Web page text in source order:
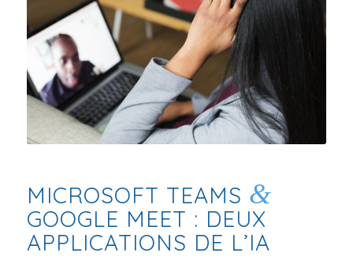
MICROSOFT TEAMS &
GOOGLE MEET : DEUX
APPLICATIONS DE L’IA